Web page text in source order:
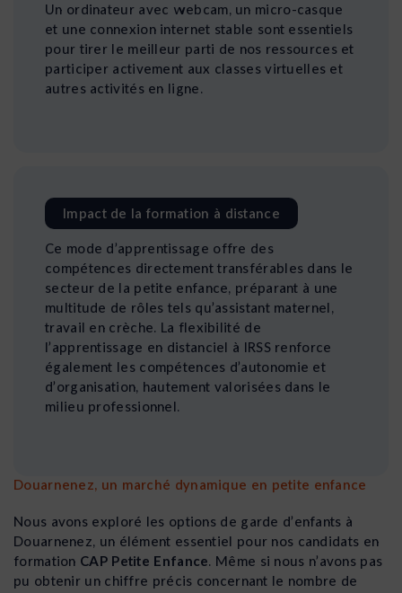
Un ordinateur avec webcam, un micro-casque
et une connexion internet stable sont essentiels
pour tirer le meilleur parti de nos ressources et
participer activement aux classes virtuelles et
autres activités en ligne.
Impact de la formation à distance
Ce mode d’apprentissage offre des
compétences directement transférables dans le
secteur de la petite enfance, préparant à une
multitude de rôles tels qu’assistant maternel,
travail en crèche. La flexibilité de
l’apprentissage en distanciel à IRSS renforce
également les compétences d’autonomie et
d’organisation, hautement valorisées dans le
milieu professionnel.
Douarnenez, un marché dynamique en petite enfance
Nous avons exploré les options de garde d’enfants à
Douarnenez, un élément essentiel pour nos candidats en
formation CAP Petite Enfance. Même si nous n’avons pas
pu obtenir un chiffre précis concernant le nombre de